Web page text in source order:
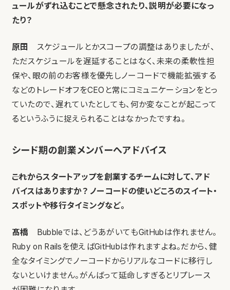
ュールがずれ込むことで懸念されたり、説明が必要になっ
たり？
原田
スケジュールとかスコープの調整はありましたが、
ただスケジュールを遅延することはなく、未来の柔軟性担
保や、眼の前のお客様を優先しノーコードで機能拡張する
などのトレードオフをCEOと常にコミュニケーションをとっ
ていたので、遅れていたとしても、何か変なことが起こって
るというふうに捉えられることはなかったですね。
シード期の創業メンバーへアドバイス
――これからスタートアップを創業するチームに対して、アド
バイスはありますか？ ノーコードの使いどころのスイート・
スポットや移行タイミングなど。
髙橋 Bubbleでは、どうあがいてもGitHubは作れません。
Ruby on Railsを使えばGitHubは作れますよね。だから、健
全なタイミングでノーコードからリアルなコードに移行し
ないといけません。がんばって延命しすぎるとリプレース